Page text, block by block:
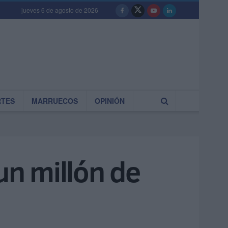
jueves 6 de agosto de 2026
MARRUECOS OPINIÓN
millón de